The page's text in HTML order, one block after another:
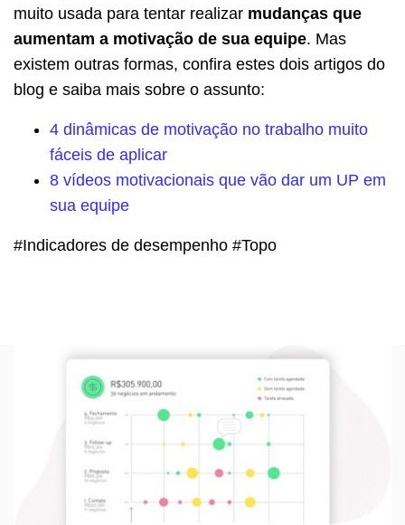
muito usada para tentar realizar mudanças que
aumentam a motivação de sua equipe. Mas
existem outras formas, confira estes dois artigos do
blog e saiba mais sobre o assunto:
4 dinâmicas de motivação no trabalho muito
fáceis de aplicar
8 vídeos motivacionais que vão dar um UP em
sua equipe
#Indicadores de desempenho #Topo